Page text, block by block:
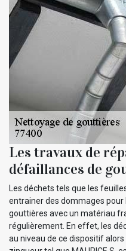
Les travaux de
défaillances de
Les déchets tels que les
entrainer des dommages pour
gouttières avec un matériau
régulièrement. En effet, les
au niveau de ce dispositif alors